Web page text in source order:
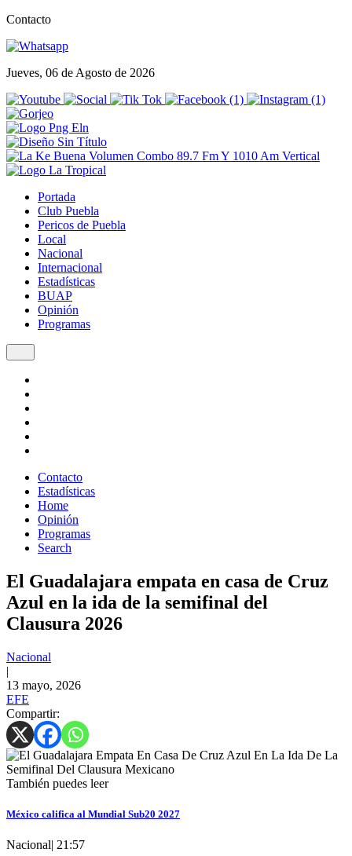
Contacto
Jueves, 06 de Agosto de 2026
Portada
Club Puebla
Pericos de Puebla
Local
Nacional
Internacional
Estadísticas
BUAP
Opinión
Programas
Contacto
Estadísticas
Home
Opinión
Programas
Search
El Guadalajara empata en casa de Cruz
Azul en la ida de la semifinal del
Clausura 2026
Nacional
|
13 mayo, 2026
EFE
Compartir:
También puedes leer
México califica al Mundial Sub20 2027
Nacional| 21:57